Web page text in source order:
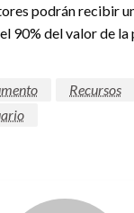
podrán recibir
90% del valor de la
Recursos